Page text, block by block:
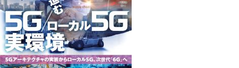
SmartGrid ニューズレター ×
DIGITAL X 特別編集号 2022
Summer